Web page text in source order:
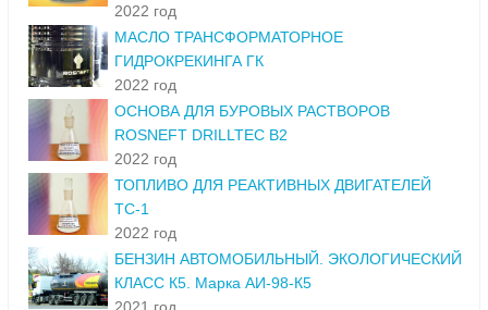
2022 год
МАСЛО ТРАНСФОРМАТОРНОЕ
ГИДРОКРЕКИНГА ГК
2022 год
ОСНОВА ДЛЯ БУРОВЫХ РАСТВОРОВ
ROSNEFT DRILLTEC B2
2022 год
ТОПЛИВО ДЛЯ РЕАКТИВНЫХ ДВИГАТЕЛЕЙ
ТС-1
2022 год
БЕНЗИН АВТОМОБИЛЬНЫЙ. ЭКОЛОГИЧЕСКИЙ
КЛАСС К5. Марка АИ-98-К5